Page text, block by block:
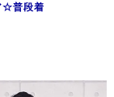
☆普段着